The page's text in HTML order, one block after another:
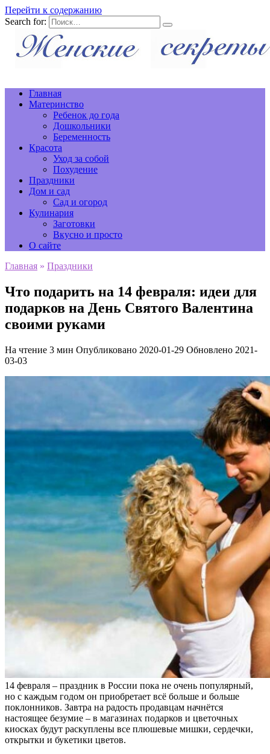
Перейти к содержанию
Search for:
Главная
Материнство
Ребенок до года
Дошкольники
Беременность
Красота
Уход за собой
Похудение
Праздники
Дом и сад
Сад и огород
Кулинария
Заготовки
Вкусно и просто
О сайте
Главная » Праздники
Что подарить на 14 февраля: идеи для
подарков на День Святого Валентина
своими руками
На чтение 3 мин Опубликовано 2020-01-29 Обновлено 2021-
03-03
14 февраля – праздник в России пока не очень популярный,
но с каждым годом он приобретает всё больше и больше
поклонников. Завтра на радость продавцам начнётся
настоящее безумие – в магазинах подарков и цветочных
киосках будут раскуплены все плюшевые мишки, сердечки,
открытки и букетики цветов.